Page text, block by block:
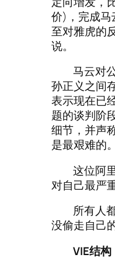
价)，完成马
至对雅虎的
说。
马云对
孙正义之间
表示现在已
题的谈判阶
细节，并声
是最艰难的。
这位阿
对自己最严
所有人
没偷走自己
VIE结构